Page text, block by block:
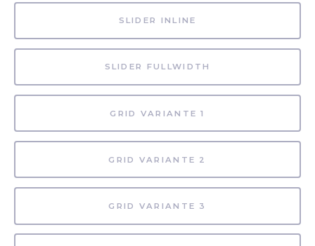
SLIDER INLINE
SLIDER FULLWIDTH
GRID VARIANTE 1
GRID VARIANTE 2
GRID VARIANTE 3